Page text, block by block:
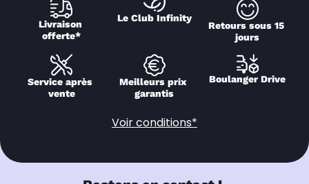
Livraison
offerte*
Le Club Infinity
Retours sous 15
jours
Service après
vente
Meilleurs prix
garantis
Boulanger Drive
Voir conditions*